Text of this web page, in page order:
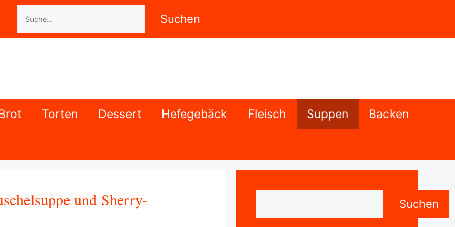
Suchen
Torten Dessert Hefegebäck Fleisch Suppen Backen
und Sherry-
Suchen